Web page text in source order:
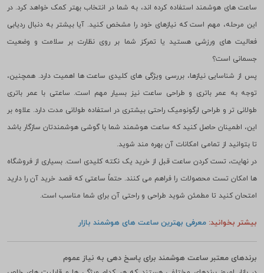
نقد و بررسی تکنولوژی، اطلاعات دقیقی درباره ویژگی ها و عملکرد ساعت های
مختلف پیدا کنید. همچنین، بهره گیری از تجربیات دوستان یا آشنایانی که قبلاً از
ساعت های هوشمند استفاده کرده اند، به شما در انتخاب بهتر کمک خواهد کرد. در
این مرحله، مهم است که نیازهای خود را مشخص کنید. آیا بیشتر به دنبال ردیابی
فعالیت های ورزشی هستید یا تمرکز شما بر روی نظارت بر سلامت و وضعیت
جسمانی است؟
پس از شناسایی نیازها، بررسی ویژگی های کلیدی ساعت ها اهمیت دارد. همچنین،
توجه به عمر باتری و طراحی ساعت نیز بسیار مهم است. ساعتی با عمر باتری
طولانی تر و طراحی ارگونومیک راحتی بیشتری در استفاده طولانی مدت دارد. علاوه بر
این، اطمینان حاصل کنید که ساعت هوشمند شما با گوشی هوشمندتان سازگار باشد
تا بتوانید از تمامی امکانات آن بهره مند شوید.
در نهایت، تست کردن ساعت قبل از خرید یک نکته کلیدی است. بسیاری از فروشگاه
امتحان کنید تا مطمئن شوید طراحی و راحتی آن برای شما مناسب است.
بیشتر بخوانید:معرفی بهترین ساعت های هوشمند بازار